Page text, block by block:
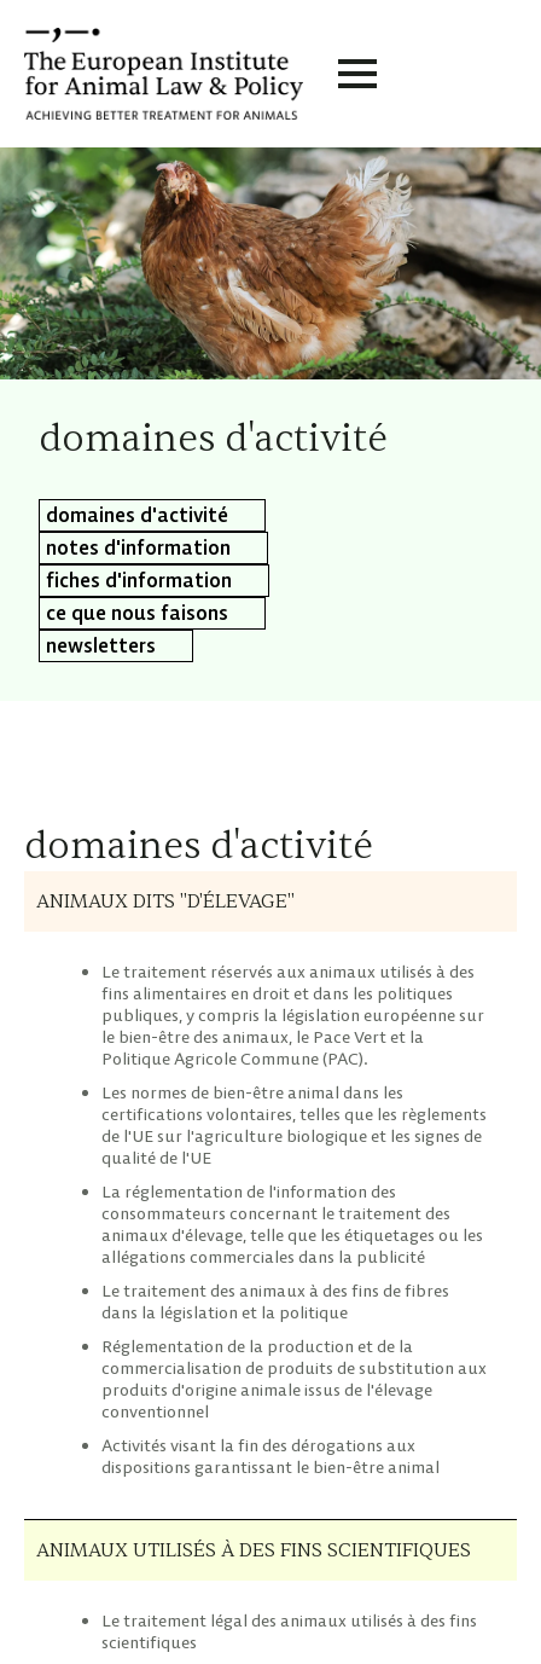
domaines d'activité
domaines d'activité
notes d'information
fiches d'information
ce que nous faisons
newsletters
domaines d'activité
ANIMAUX DITS "D'ÉLEVAGE"
Le traitement réservés aux animaux utilisés à des
fins alimentaires en droit et dans les politiques
publiques, y compris la législation européenne sur
le bien-être des animaux, le Pace Vert et la
Politique Agricole Commune (PAC).
Les normes de bien-être animal dans les
certifications volontaires, telles que les règlements
de l'UE sur l'agriculture biologique et les signes de
qualité de l'UE
La réglementation de l'information des
consommateurs concernant le traitement des
animaux d'élevage, telle que les étiquetages ou les
allégations commerciales dans la publicité
Le traitement des animaux à des fins de fibres
dans la législation et la politique
Réglementation de la production et de la
commercialisation de produits de substitution aux
produits d'origine animale issus de l'élevage
conventionnel
Activités visant la fin des dérogations aux
dispositions garantissant le bien-être animal
ANIMAUX UTILISÉS À DES FINS SCIENTIFIQUES
Le traitement légal des animaux utilisés à des fins
scientifiques